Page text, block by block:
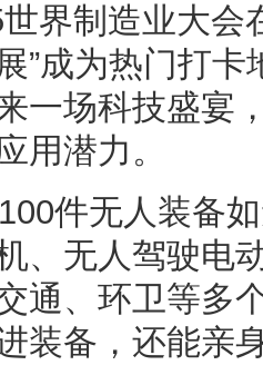
界制造业大会
”成为热门打
一场科技盛宴
用潜力。
件无人装备
、无人驾驶电
通、环卫等多
装备，还能亲